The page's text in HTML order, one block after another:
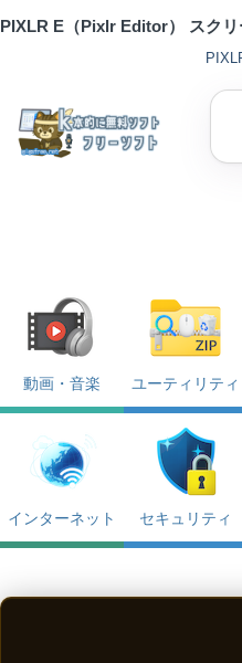
PIXLR E（Pixlr Editor） スクリ
動画・音楽 ユーティリティ
インターネット セキュリティ